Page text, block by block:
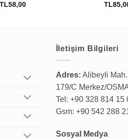
TL58,00
TL
İletişim Bilgileri
Adres: Alibeyli
179/C Merkez/
Tel: +90 328 814 15
Gsm: +90 542 288
Sosyal Medya